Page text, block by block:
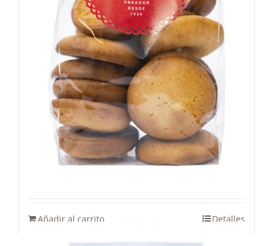
Tontita
Añadir al carrito Detalles